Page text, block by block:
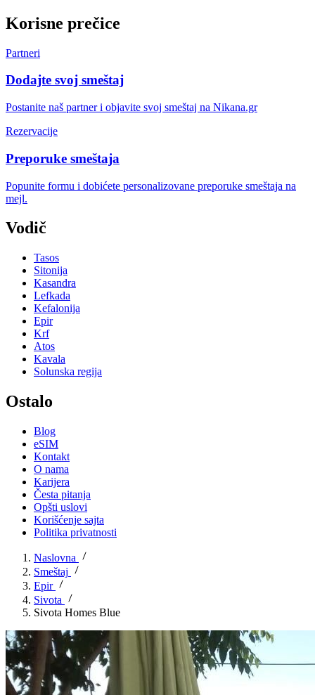
Korisne prečice
Partneri
Dodajte svoj smeštaj
Postanite naš partner i objavite svoj smeštaj na Nikana.gr
Rezervacije
Preporuke smeštaja
Popunite formu i dobićete personalizovane preporuke smeštaja na
mejl.
Vodič
Tasos
Sitonija
Kasandra
Lefkada
Kefalonija
Epir
Krf
Atos
Kavala
Solunska regija
Ostalo
Blog
eSIM
Kontakt
O nama
Karijera
Česta pitanja
Opšti uslovi
Korišćenje sajta
Politika privatnosti
Naslovna
Smeštaj
Epir
Sivota
Sivota Homes Blue